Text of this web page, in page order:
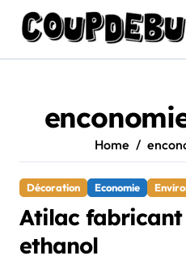
content
Home
Décoration Economie
Atilac fabricant
ethanol